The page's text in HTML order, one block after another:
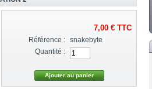
7,00 €TTC
Référence :
snakebyte
Quantité :